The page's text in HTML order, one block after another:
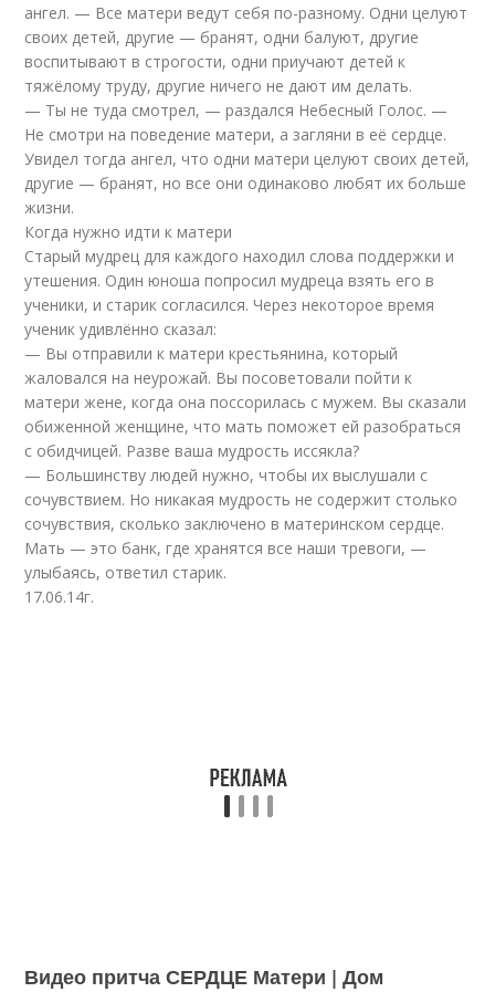
ангел. — Все матери ведут себя по-разному. Одни целуют
своих детей, другие — бранят, одни балуют, другие
воспитывают в строгости, одни приучают детей к
тяжёлому труду, другие ничего не дают им делать.
— Ты не туда смотрел, — раздался Небесный Голос. —
Не смотри на поведение матери, а загляни в её сердце.
Увидел тогда ангел, что одни матери целуют своих детей,
другие — бранят, но все они одинаково любят их больше
жизни.
Когда нужно идти к матери
Старый мудрец для каждого находил слова поддержки и
утешения. Один юноша попросил мудреца взять его в
ученики, и старик согласился. Через некоторое время
ученик удивлённо сказал:
— Вы отправили к матери крестьянина, который
жаловался на неурожай. Вы посоветовали пойти к
матери жене, когда она поссорилась с мужем. Вы сказали
обиженной женщине, что мать поможет ей разобраться
с обидчицей. Разве ваша мудрость иссякла?
— Большинству людей нужно, чтобы их выслушали с
сочувствием. Но никакая мудрость не содержит столько
сочувствия, сколько заключено в материнском сердце.
Мать — это банк, где хранятся все наши тревоги, —
улыбаясь, ответил старик.
17.06.14г.
Видео притча СЕРДЦЕ Матери | Дом